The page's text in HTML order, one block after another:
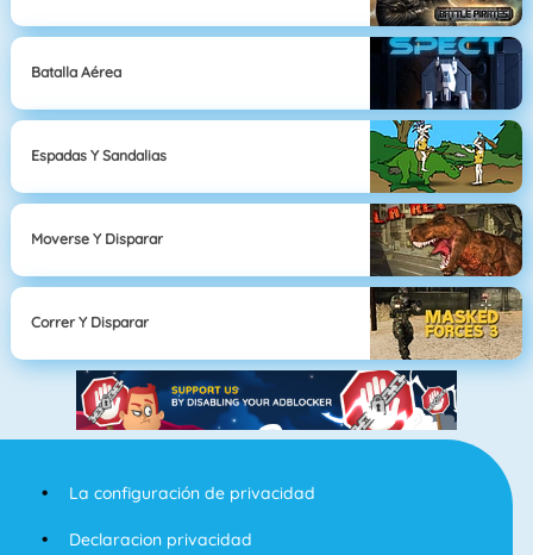
Batalla Aérea
Espadas Y Sandalias
Moverse Y Disparar
Correr Y Disparar
La configuración de privacidad
Declaracion privacidad